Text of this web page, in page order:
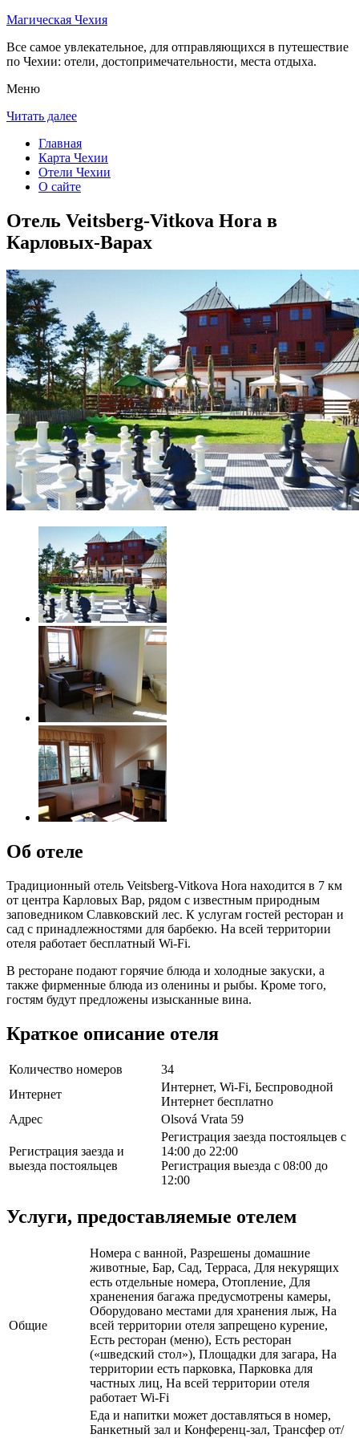
Магическая Чехия
Все самое увлекательное, для отправляющихся в путешествие
по Чехии: отели, достопримечательности, места отдыха.
Меню
Читать далее
Главная
Карта Чехии
Отели Чехии
О сайте
Отель Veitsberg-Vitkova Hora в
Карловых-Варах
Об отеле
Традиционный отель Veitsberg-Vitkova Hora находится в 7 км
от центра Карловых Вар, рядом с известным природным
заповедником Славковский лес. К услугам гостей ресторан и
сад с принадлежностями для барбекю. На всей территории
отеля работает бесплатный Wi-Fi.
В ресторане подают горячие блюда и холодные закуски, а
также фирменные блюда из оленины и рыбы. Кроме того,
гостям будут предложены изысканные вина.
Краткое описание отеля
Количество номеров
34
Интернет
Интернет, Wi-Fi, Беспроводной
Интернет бесплатно
Адрес
Olsová Vrata 59
Регистрация заезда и
выезда постояльцев
Регистрация заезда постояльцев с
14:00 до 22:00
Регистрация выезда с 08:00 до
12:00
Услуги, предоставляемые отелем
Общие
Номера с ванной, Разрешены домашние
животные, Бар, Сад, Терраса, Для некурящих
есть отдельные номера, Отопление, Для
храненения багажа предусмотрены камеры,
Оборудовано местами для хранения лыж, На
всей территории отеля запрещено курение,
Есть ресторан (меню), Есть ресторан
(«шведский стол»), Площадки для загара, На
территории есть парковка, Парковка для
частных лиц, На всей территории отеля
работает Wi-Fi
Еда и напитки может доставляться в номер,
Банкетный зал и Конференц-зал, Трансфер от/